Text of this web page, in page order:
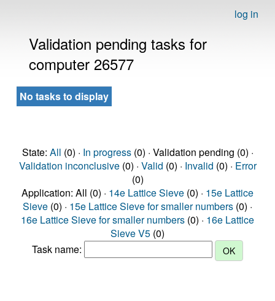
log in
Validation pending tasks for
computer 26577
No tasks to display
State: All (0) · In progress(0) · Validation pending (0) ·
Validation inconclusive(0) · Valid (0) · Invalid (0) · Error
(0)
Application: All (0) · 14e Lattice Sieve (0) · 15e Lattice
Sieve (0) · 15e Lattice Sieve for smaller numbers (0) ·
16e Lattice Sieve for smaller numbers (0) · 16e Lattice
Sieve V5 (0)
Task name: